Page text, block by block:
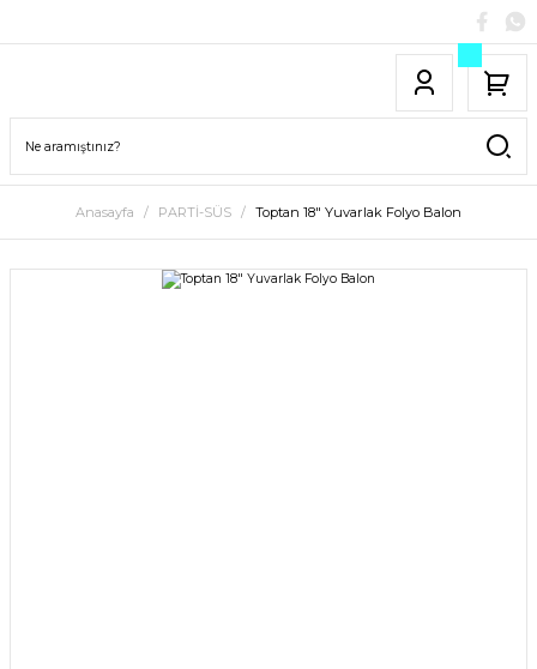
Anasayfa PARTİ-SÜS Toptan 18″ Yuvarlak Folyo Balon